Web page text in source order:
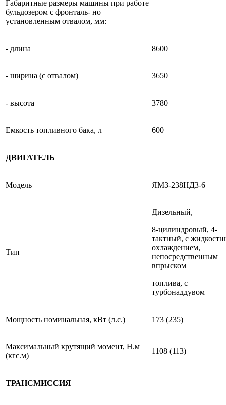
Габаритные размеры машины при работе
бульдозером с фронталь- но
установленным отвалом, мм:
- длина 8600
- ширина (с отвалом) 3650
- высота 3780
Емкость топливного бака, л 600
ДВИГАТЕЛЬ
Модель ЯМЗ-238НД3-6
Тип
Дизельный,
8-цилиндровый, 4-
тактный, с
охлаждением,
непосредственным
впрыском
топлива, с
турбонаддувом
Мощность номинальная, кВт (л.с.) 173 (235)
Максимальный крутящий момент, Н.м
(кгс.м)
1108 (113)
ТРАНСМИССИЯ